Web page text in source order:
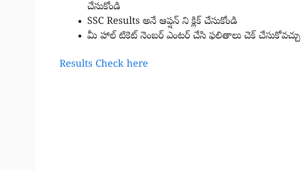
చేసుకోండి
SSC Results అనే ఆప్షన్ ని క్లిక్ చేసుకోండి
మీ హాల్ టికెట్ నెంబర్ ఎంటర్ చేసి ఫలితాలు చెక్ చేసుకోవచ్చు
Results Check here